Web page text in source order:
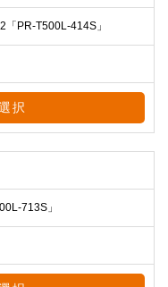
PR-T500L-414S」
択
713S」